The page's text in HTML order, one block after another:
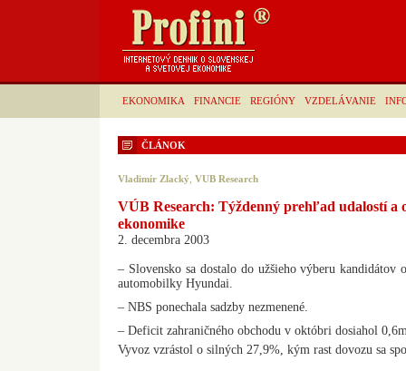
EKONOMIKA FINANCIE REGIÓNY VZDELÁVANIE
ČLÁNOK
Vladimír Zlacký VUB Research
VÚB Research: Týždenný prehľad udalostí a
ekonomike
2. decembra 2003
– Slovensko sa dostalo do užšieho výberu kandidátov
automobilky Hyundai.
– NBS ponechala sadzby nezmenené.
– Deficit zahraničného obchodu v októbri dosiahol
Vyvoz vzrástol o silných 27,9%, kým rast dovozu sa